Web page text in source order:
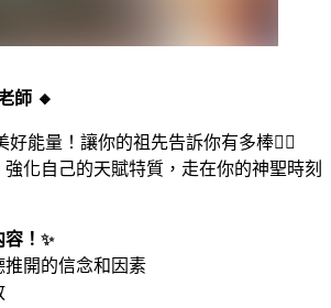
師 🔸
能量！讓你的祖先告訴你有多棒❤️‍🔥
化自己的天賦特質，走在你的神聖時刻
！ ✨
推開的信念和因素